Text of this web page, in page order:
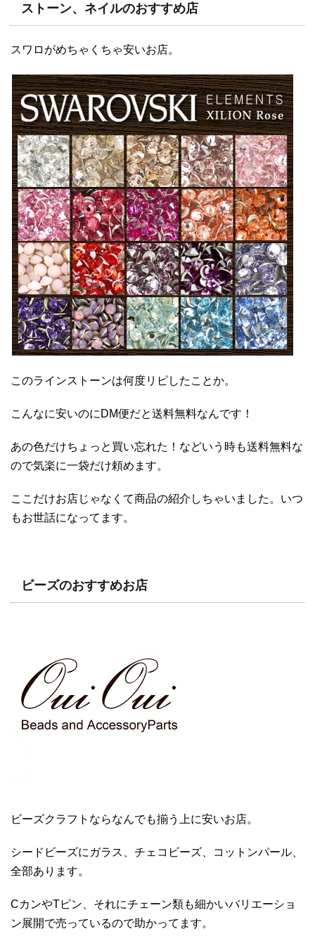
ストーン、ネイルのおすすめ店
スワロがめちゃくちゃ安いお店。
このラインストーンは何度リピしたことか。
こんなに安いのにDM便だと送料無料なんです！
あの色だけちょっと買い忘れた！などいう時も送料無料な
ので気楽に一袋だけ頼めます。
ここだけお店じゃなくて商品の紹介しちゃいました。いつ
もお世話になってます。
ビーズのおすすめお店
ビーズクラフトならなんでも揃う上に安いお店。
シードビーズにガラス、チェコビーズ、コットンパール、
全部あります。
CカンやTピン、それにチェーン類も細かいバリエーショ
ン展開で売っているので助かってます。